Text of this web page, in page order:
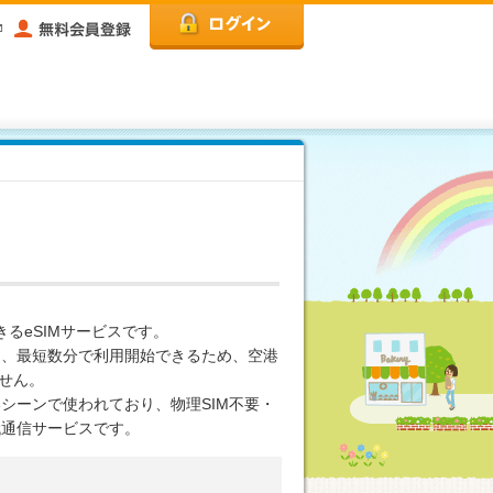
eSIMサービスです。
最短数分で利用開始できるため、空港
ん。
ーンで使われており、物理SIM不要・
信サービスです。